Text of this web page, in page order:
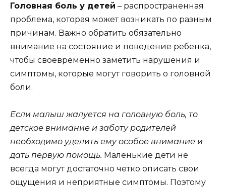
Головная боль у детей – распространенная
проблема, которая может возникать по разным
причинам. Важно обратить обязательно
внимание на состояние и поведение ребенка,
чтобы своевременно заметить нарушения и
симптомы, которые могут говорить о головной
боли.
Если малыш жалуется на головную боль, то
детское внимание и заботу родителей
необходимо уделить ему особое внимание и
дать первую помощь. Маленькие дети не
всегда могут достаточно четко описать свои
ощущения и неприятные симптомы. Поэтому